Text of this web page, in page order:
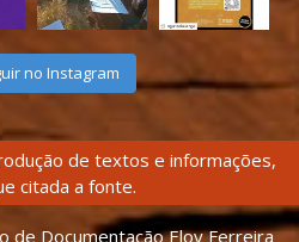
no Instagram
de textos e informações,
citada a fonte.
de Documentação Eloy Ferreira